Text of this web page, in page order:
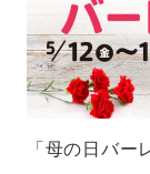
「母の日バ